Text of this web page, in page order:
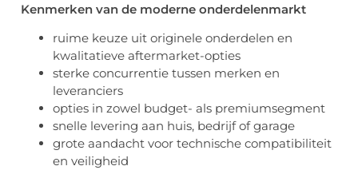
Kenmerken van de moderne onderdelenmarkt
ruime keuze uit originele onderdelen en
kwalitatieve aftermarket-opties
sterke concurrentie tussen merken en
leveranciers
opties in zowel budget- als premiumsegment
snelle levering aan huis, bedrijf of garage
grote aandacht voor technische compatibiliteit
en veiligheid